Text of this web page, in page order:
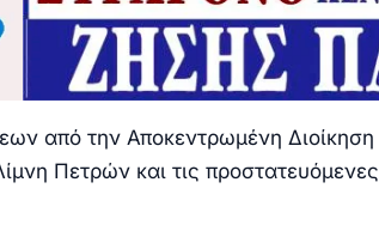
από την Αποκεντρωμένη Διοίκηση
Πετρών και τις προστατευόμενες